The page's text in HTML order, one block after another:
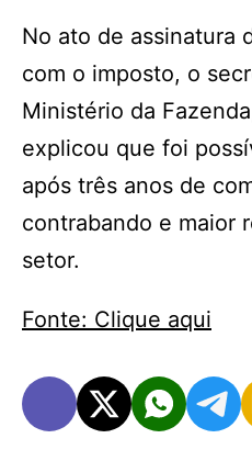
No ato de assinatura
com o imposto, o
Ministério da
explicou que foi
após três anos de
contrabando e maior
setor.
Fonte: Clique aqui